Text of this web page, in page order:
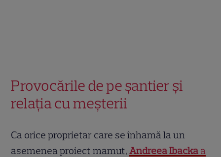
Provocările de pe șantier și
relația cu meșterii
Ca orice proprietar care se înhamă la un
asemenea proiect mamut,Andreea Ibacka a